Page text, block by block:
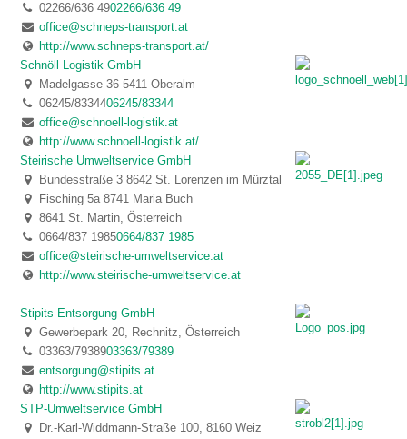
02266/636 4902266/636 49
office@schneps-transport.at
http://www.schneps-transport.at/
Schnöll Logistik GmbH
Madelgasse 36 5411 Oberalm
06245/8334406245/83344
office@schnoell-logistik.at
http://www.schnoell-logistik.at/
Steirische Umweltservice GmbH
Bundesstraße 3 8642 St. Lorenzen im Mürztal
Fisching 5a 8741 Maria Buch
8641 St. Martin, Österreich
0664/837 19850664/837 1985
office@steirische-umweltservice.at
http://www.steirische-umweltservice.at
Stipits Entsorgung GmbH
Gewerbepark 20, Rechnitz, Österreich
03363/7938903363/79389
entsorgung@stipits.at
http://www.stipits.at
STP-Umweltservice GmbH
Dr.-Karl-Widdmann-Straße 100, 8160 Weiz